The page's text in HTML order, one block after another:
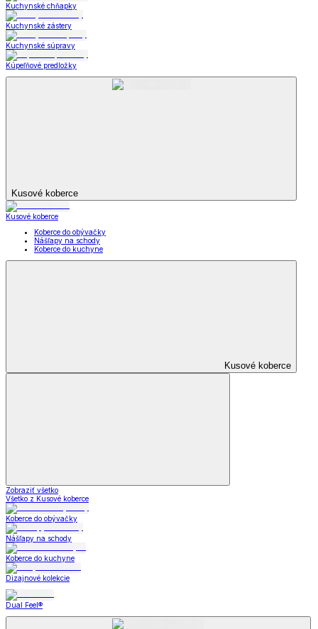
Kuchynské chňapky
Kuchynské zástery
Kuchynské súpravy
Kúpeľňové predložky
Kusové koberce
Kusové koberce
Koberce do obývačky
Nášľapy na schody
Koberce do kuchyne
Kusové koberce
Zobraziť všetko
Všetko z Kusové koberce
Koberce do obývačky
Nášľapy na schody
Koberce do kuchyne
Dizajnové kolekcie
Dual Feel®